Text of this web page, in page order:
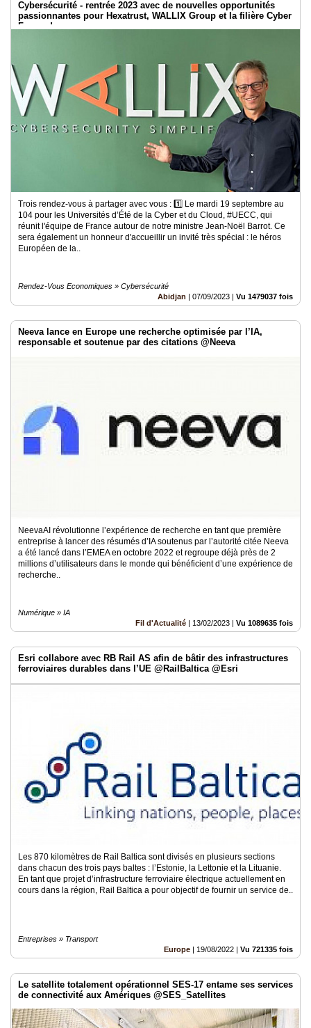
Cybersécurité - rentrée 2023 avec de nouvelles opportunités
passionnantes pour Hexatrust, WALLIX Group et la filière Cyber
France !
Trois rendez-vous à partager avec vous : 1️⃣ Le mardi 19 septembre au
104 pour les Universités d’Été de la Cyber et du Cloud, #UECC, qui
réunit l'équipe de France autour de notre ministre Jean-Noël Barrot. Ce
sera également un honneur d'accueillir un invité très spécial : le héros
Européen de la..
Rendez-Vous Economiques » Cybersécurité
Abidjan | 07/09/2023 | Vu 1479037 fois
Neeva lance en Europe une recherche optimisée par l’IA,
responsable et soutenue par des citations @Neeva
NeevaAI révolutionne l’expérience de recherche en tant que première
entreprise à lancer des résumés d’IA soutenus par l’autorité citée Neeva
a été lancé dans l’EMEA en octobre 2022 et regroupe déjà près de 2
millions d’utilisateurs dans le monde qui bénéficient d’une expérience de
recherche..
Numérique » IA
Fil d'Actualité | 13/02/2023 | Vu 1089635 fois
Esri collabore avec RB Rail AS afin de bâtir des infrastructures
ferroviaires durables dans l’UE @RailBaltica @Esri
Les 870 kilomètres de Rail Baltica sont divisés en plusieurs sections
dans chacun des trois pays baltes : l’Estonie, la Lettonie et la Lituanie.
En tant que projet d’infrastructure ferroviaire électrique actuellement en
cours dans la région, Rail Baltica a pour objectif de fournir un service de..
Entreprises » Transport
Europe | 19/08/2022 | Vu 721335 fois
Le satellite totalement opérationnel SES-17 entame ses services
de connectivité aux Amériques @SES_Satellites